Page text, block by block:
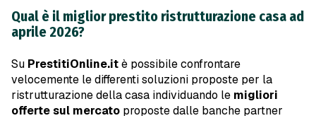
Qual è il miglior prestito ristrutturazione casa ad
aprile 2026?
Su PrestitiOnline.itè possibile confrontare
velocemente le differenti soluzioni proposte per la
ristrutturazione della casa individuando le migliori
offerte sul mercato proposte dalle banche partner